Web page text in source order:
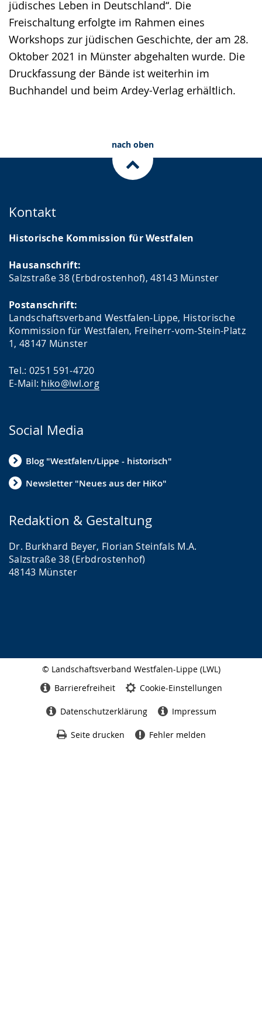
jüdisches Leben in Deutschland“. Die
Freischaltung erfolgte im Rahmen eines
Workshops zur jüdischen Geschichte, der am 28.
Oktober 2021 in Münster abgehalten wurde. Die
Druckfassung der Bände ist weiterhin im
Buchhandel und beim Ardey-Verlag erhältlich.
nach oben
Kontakt
Historische Kommission für Westfalen
Hausanschrift:
Salzstraße 38 (Erbdrostenhof), 48143 Münster
Postanschrift:
Landschaftsverband Westfalen-Lippe, Historische
Kommission für Westfalen, Freiherr-vom-Stein-Platz
1, 48147 Münster
Tel.: 0251 591-4720
E-Mail: hiko@lwl.org
Social Media
Blog "Westfalen/Lippe - historisch"
Newsletter "Neues aus der HiKo"
Redaktion & Gestaltung
Dr. Burkhard Beyer, Florian Steinfals M.A.
Salzstraße 38 (Erbdrostenhof)
48143 Münster
© Landschaftsverband Westfalen-Lippe (LWL)
Barrierefreiheit Cookie-Einstellungen
Datenschutzerklärung Impressum
Seite drucken Fehler melden